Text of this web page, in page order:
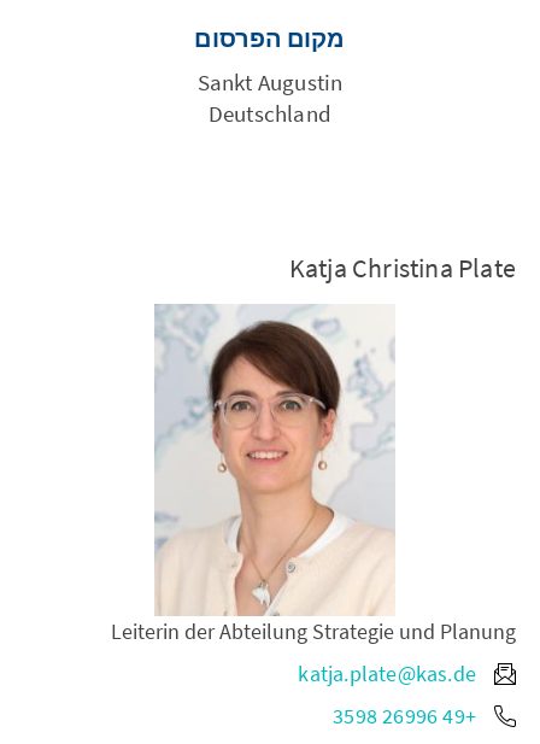
מקום הפרסום
Sankt Augustin
Deutschland
Katja Christina Plate
Leiterin der Abteilung Strategie und Planung
katja.plate@kas.de
+49 26996 3598